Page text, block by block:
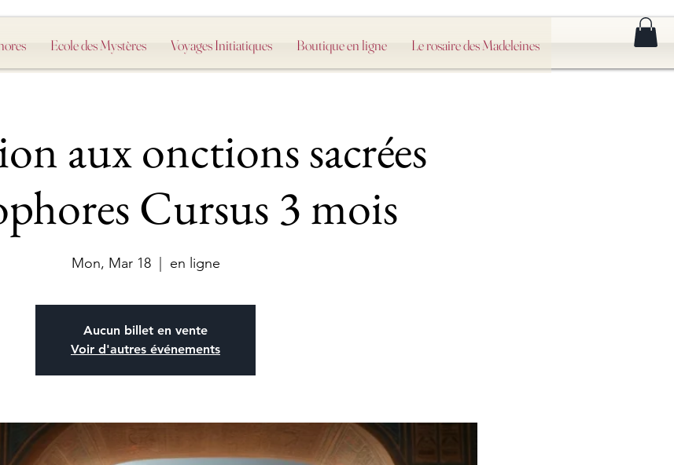
Ecole des Mystères Voyages Initiatiques Boutique en ligne Le rosaire des Madeleines
aux onctions sacrées
Cursus 3 mois
Mon, Mar 18
  |
en ligne
Aucun billet en vente
Voir d'autres événements